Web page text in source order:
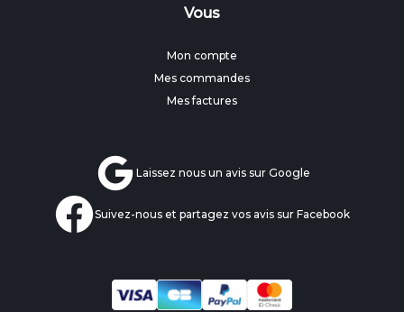
Vous
Mon compte
Mes commandes
Mes factures
Laissez nous un avis sur Google
Suivez-nous et partagez vos avis sur Facebook